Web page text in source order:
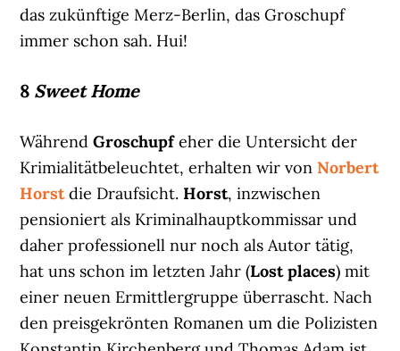
das zukünftige Merz-Berlin, das Groschupf
immer schon sah. Hui!
8 Sweet Home
Während Groschupfeher die Untersicht der
Krimialitätbeleuchtet, erhalten wir vonNorbert
Horst die Draufsicht.Horst, inzwischen
pensioniert als Kriminalhauptkommissar und
daher professionell nur noch als Autor tätig,
hat uns schon im letzten Jahr (Lost places) mit
einer neuen Ermittlergruppe überrascht. Nach
den preisgekrönten Romanen um die Polizisten